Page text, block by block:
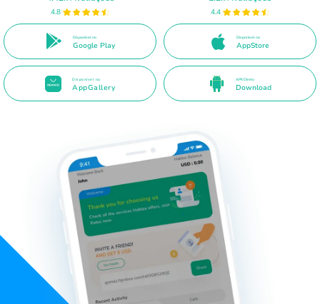
4.8
Disponível no
Google Play
4.4
Disponível na
AppStore
Disponível na
AppGallery
APK Direto
Download